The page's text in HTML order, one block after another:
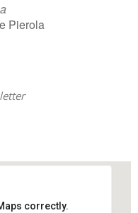
Pierola
correctly.